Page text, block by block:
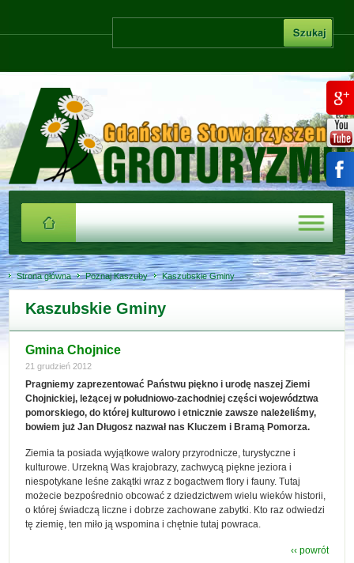
Strona główna Poznaj Kaszuby Kaszubskie Gminy
Kaszubskie Gminy
Gmina Chojnice
21 grudzień 2012
Pragniemy zaprezentować Państwu piękno i urodę naszej Ziemi
Chojnickiej, leżącej w południowo-zachodniej części województwa
pomorskiego, do której kulturowo i etnicznie zawsze należeliśmy,
bowiem już Jan Długosz nazwał nas Kluczem i Bramą Pomorza.
Ziemia ta posiada wyjątkowe walory przyrodnicze, turystyczne i
kulturowe. Urzekną Was krajobrazy, zachwycą piękne jeziora i
niespotykane leśne zakątki wraz z bogactwem flory i fauny. Tutaj
możecie bezpośrednio obcować z dziedzictwem wielu wieków historii,
o której świadczą liczne i dobrze zachowane zabytki. Kto raz odwiedzi
tę ziemię, ten miło ją wspomina i chętnie tutaj powraca.
‹‹ powrót